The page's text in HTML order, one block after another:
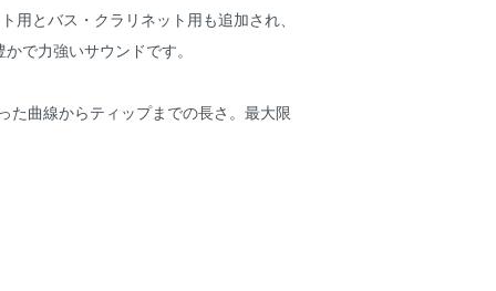
用とバス・クラリネット用も追加され、
で力強いサウンドです。
曲線からティップまでの長さ。最大限